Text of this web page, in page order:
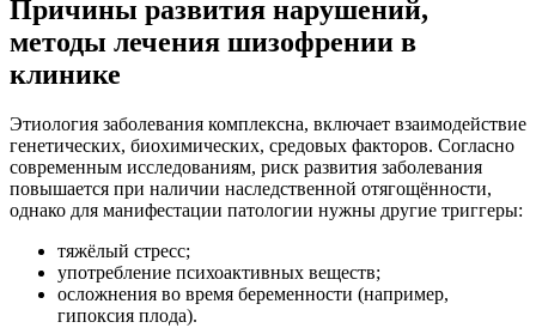
Причины развития нарушений,
методы лечения шизофрении в
клинике
Этиология заболевания комплексна, включает взаимодействие
генетических, биохимических, средовых факторов. Согласно
современным исследованиям, риск развития заболевания
повышается при наличии наследственной отягощённости,
однако для манифестации патологии нужны другие триггеры:
тяжёлый стресс;
употребление психоактивных веществ;
осложнения во время беременности (например,
гипоксия плода).